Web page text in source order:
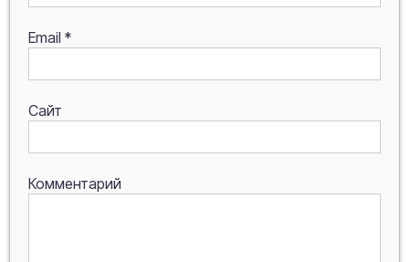
Email *
Сайт
Комментарий